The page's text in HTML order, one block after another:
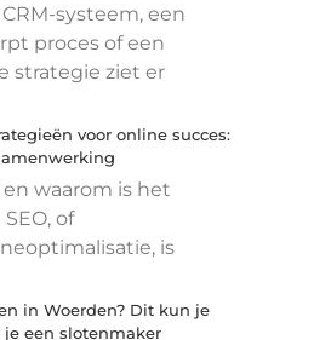
systeem, een
proces of een
strategie ziet er
voor online succes:
en waarom is het
of
is
in Woerden? Dit kun je
je een slotenmaker